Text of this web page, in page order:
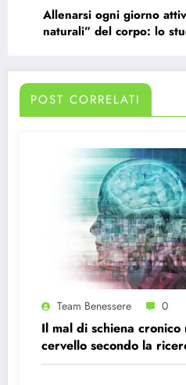
Allenarsi ogni giorno
naturali” del corpo: lo
POST CORRELATI
Team Benessere 0
Il mal di schiena
cervello secondo la